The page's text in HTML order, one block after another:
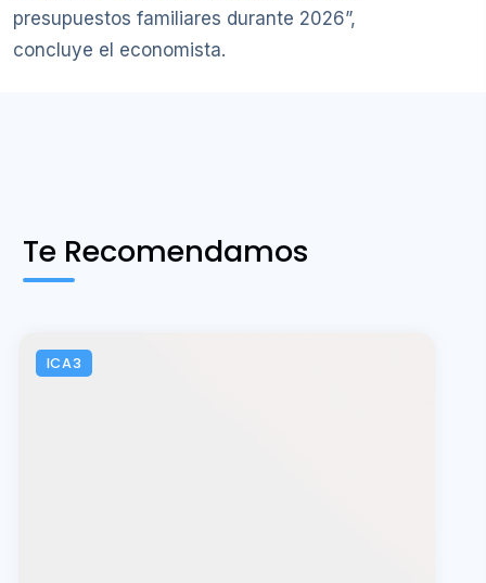
presupuestos familiares durante 2026”,
concluye el economista.
Te Recomendamos
ICA3